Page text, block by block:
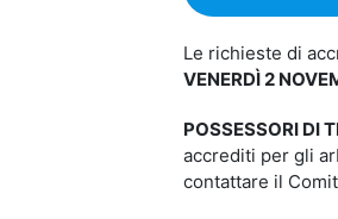
Le richieste di
VENERDÌ 2
POSSESSORI DI
accrediti per gli
contattare il